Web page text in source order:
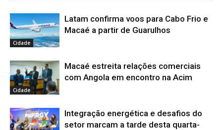
Cidade
Latam confirma voos para Cabo Frio e
Macaé a partir de Guarulhos
Cidade
Macaé estreita relações comerciais
com Angola em encontro na Acim
Integração energética e desafios do
setor marcam a tarde desta quarta-